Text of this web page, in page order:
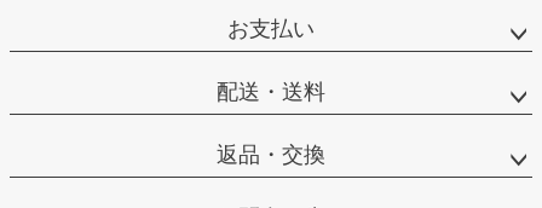
お支払い
配送・送料
返品・交換